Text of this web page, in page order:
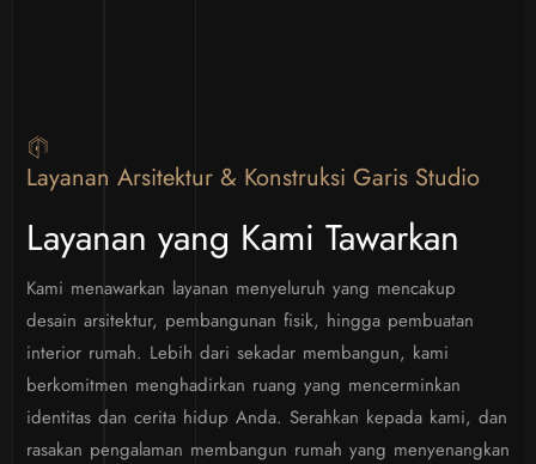
Layanan Arsitektur & Konstruksi Garis Studio
Layanan yang Kami Tawarkan
Kami menawarkan layanan menyeluruh yang mencakup
desain arsitektur, pembangunan fisik, hingga pembuatan
interior rumah. Lebih dari sekadar membangun, kami
berkomitmen menghadirkan ruang yang mencerminkan
identitas dan cerita hidup Anda. Serahkan kepada kami, dan
rasakan pengalaman membangun rumah yang menyenangkan